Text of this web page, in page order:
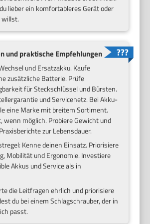
lieber ein komfortableres Gerät oder
willst.
und praktische Empfehlungen
und Ersatzakku. Kaufe
zusätzliche Batterie. Prüfe
für Steckschlüssel und Bürsten.
und Servicenetz. Bei Akku-
eine Marke mit breitem Sortiment.
wenn möglich. Probiere Gewicht und
zur Lebensdauer.
Kenne deinen Einsatz. Priorisiere
Mobilität und Ergonomie. Investiere
Akkus und Service als in
die Leitfragen ehrlich und priorisiere
du bei einem Schlagschrauber, der in
passt.